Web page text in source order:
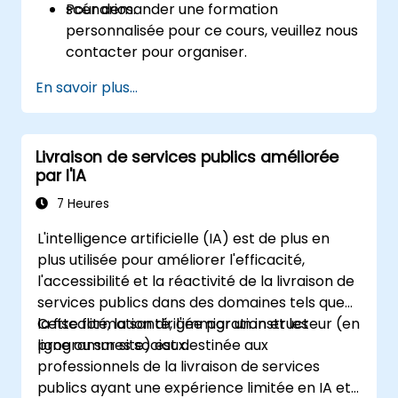
scénarios.
Pour demander une formation
personnalisée pour ce cours, veuillez nous
contacter pour organiser.
En savoir plus...
Livraison de services publics améliorée
par l'IA
7 Heures
L'intelligence artificielle (IA) est de plus en
plus utilisée pour améliorer l'efficacité,
l'accessibilité et la réactivité de la livraison de
services publics dans des domaines tels que
la fiscalité, la santé, l'immigration et les
programmes sociaux.
Cette formation dirigée par un instructeur (en
ligne ou sur site) est destinée aux
professionnels de la livraison de services
publics ayant une expérience limitée en IA et